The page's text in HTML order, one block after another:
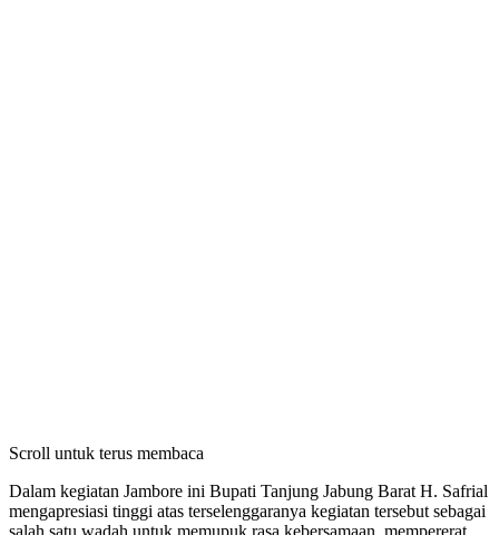
Scroll untuk terus membaca
Dalam kegiatan Jambore ini Bupati Tanjung Jabung Barat H. Safrial
mengapresiasi tinggi atas terselenggaranya kegiatan tersebut sebagai